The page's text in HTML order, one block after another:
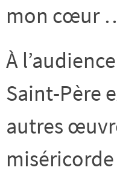
mon cœur
À
Saint-Père
autres